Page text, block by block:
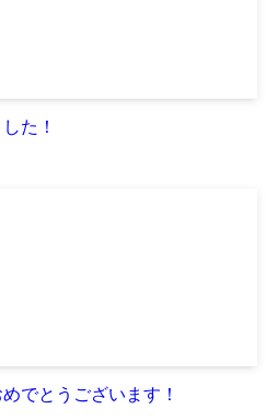
た！
でとうございます！